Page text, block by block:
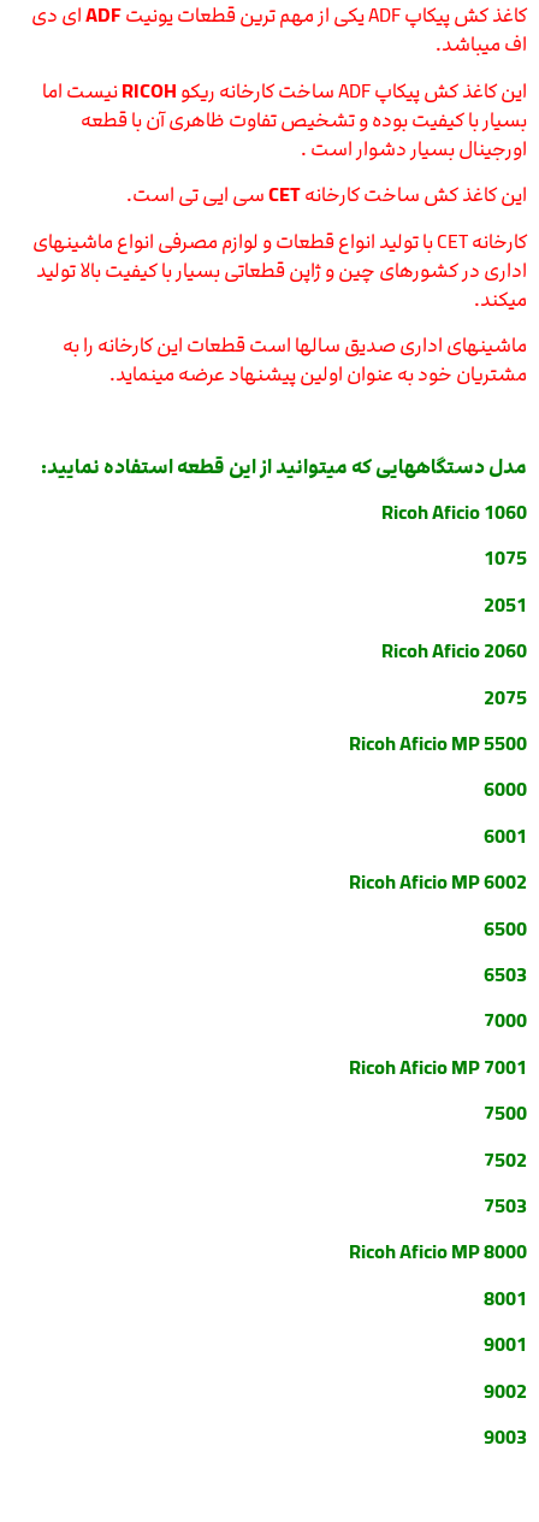
کاغذ کش پیکاپ ADF یکی از مهم ترین قطعات یونیت
ADFای دی
اف میباشد.
این کاغذ کش پیکاپ ADF ساخت کارخانه ریکو
RICOHنیست اما
بسیار با کیفیت بوده و تشخیص تفاوت ظاهری آن با قطعه
اورجینال بسیار دشوار است .
این کاغذ کش ساخت کارخانهCETسی ایی تی است.
کارخانه CET با تولید انواع قطعات و لوازم مصرفی انواع ماشینهای
اداری در کشورهای چین و ژاپن قطعاتی بسیار با کیفیت بالا تولید
میکند.
ماشینهای اداری صدیق سالها است قطعات این کارخانه را به
مشتریان خود به عنوان اولین پیشنهاد عرضه مینماید.
مدل دستگاههایی که میتوانید از این قطعه استفاده نمایید:
Ricoh Aficio 1060
1075
2051
Ricoh Aficio 2060
2075
Ricoh Aficio MP 5500
6000
6001
Ricoh Aficio MP 6002
6500
6503
7000
Ricoh Aficio MP 7001
7500
7502
7503
Ricoh Aficio MP 8000
8001
9001
9002
9003